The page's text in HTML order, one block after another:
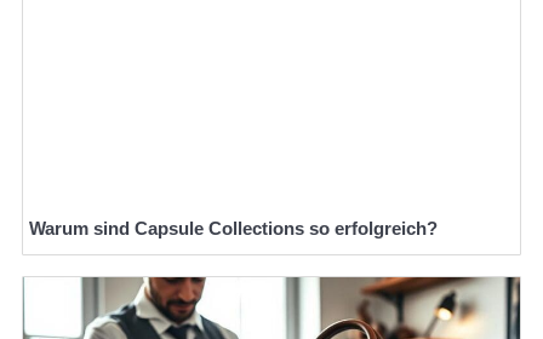
Warum sind Capsule Collections so erfolgreich?